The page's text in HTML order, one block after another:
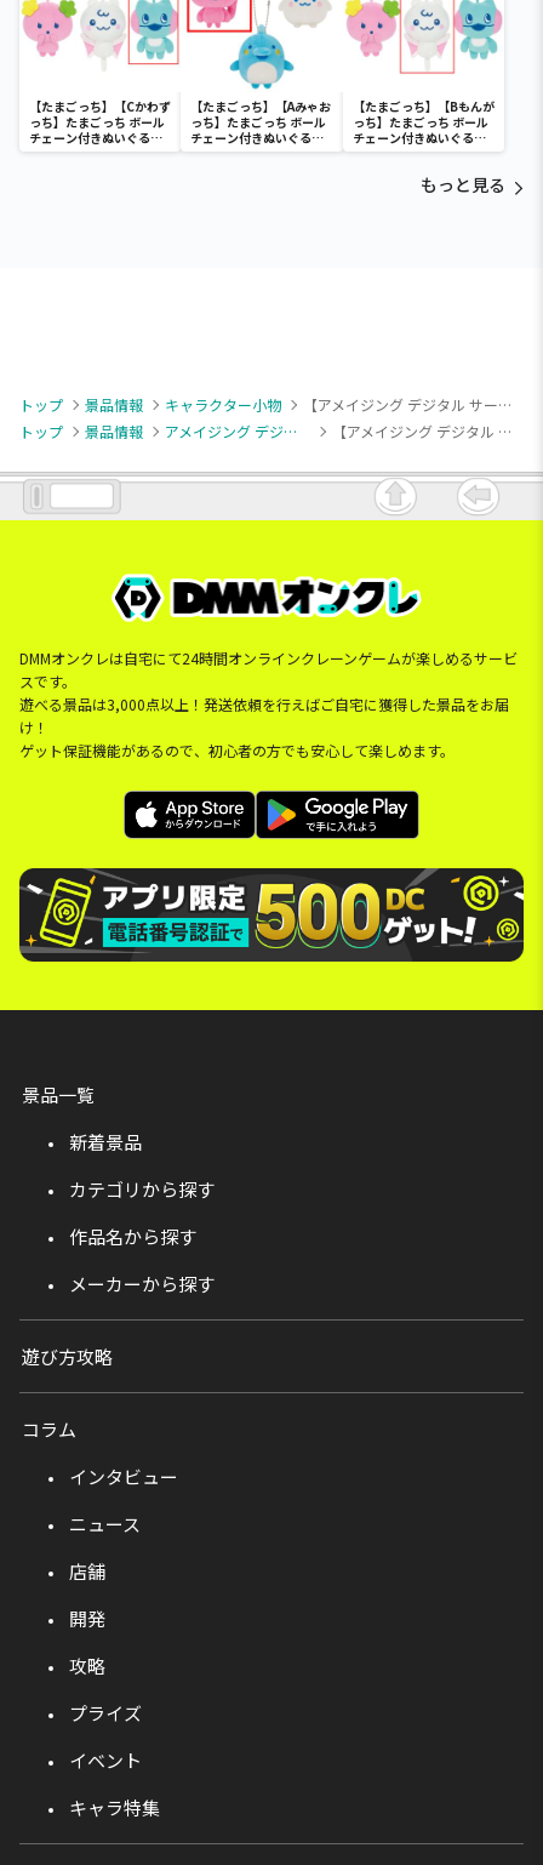
【たまごっち】【Cかわず
っち】たまごっち ボール
チェーン付きぬいぐるみ
～Tamagotchi
【たまごっち】【Aみゃお
っち】たまごっち ボール
チェーン付きぬいぐるみ
～Tamagotchi
【たまごっち】【Bもんが
っち】たまごっち ボール
チェーン付きぬいぐるみ
～Tamagotchi
もっと見る
トップ 景品情報 キャラクター小物
【アメイジング デジタル サーカス】【Eガングル】アメイジング デジタル サーカス フェイスマスコットキーチェーン
トップ
景品情報 アメイジング デジタル サーカス 【アメイジング デジタル サーカス】【Eガングル】アメイジング デジタル サーカス フェイスマスコットキーチェーン
DMMオンクレは自宅にて24時間オンラインクレーンゲームが楽しめるサービ
スです。
遊べる景品は3,000点以上！発送依頼を行えばご自宅に獲得した景品をお届
け！
ゲット保証機能があるので、初心者の方でも安心して楽しめます。
景品一覧
新着景品
カテゴリから探す
作品名から探す
メーカーから探す
遊び方攻略
コラム
インタビュー
ニュース
店舗
開発
攻略
プライズ
イベント
キャラ特集